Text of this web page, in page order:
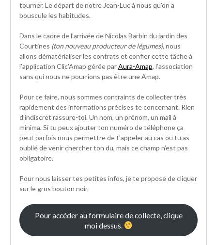
tourner. Le départ de notre Jean-Luc à nous qu’on a
bouscule les habitudes.
Dans le cadre de l’arrivée de Nicolas Barbin du jardin des
Courtines (ton nouveau producteur de légumes), nous
allons dématérialiser les contrats et confier cette tâche à
l’application Clic’Amap gérée parAura-Amap, l’association
sans qui nous ne pourrions pas être une Amap.
Pour ce faire, nous sommes contraints de collecter très
rapidement des informations précises te concernant. Rien
d’indiscret rassure-toi. Un nom, un prénom, un mail à
minima. Si tu peux ajouter ton numéro de téléphone ça
peut parfois nous permettre de t’appeler au cas ou tu as
oublié de venir chercher ton du, mais ce champ n’est pas
obligatoire.
Pour nous laisser tes petites infos, je te propose de cliquer
sur le gros bouton noir.
Pour accéder au formulaire de collecte, clique
moi dessus.